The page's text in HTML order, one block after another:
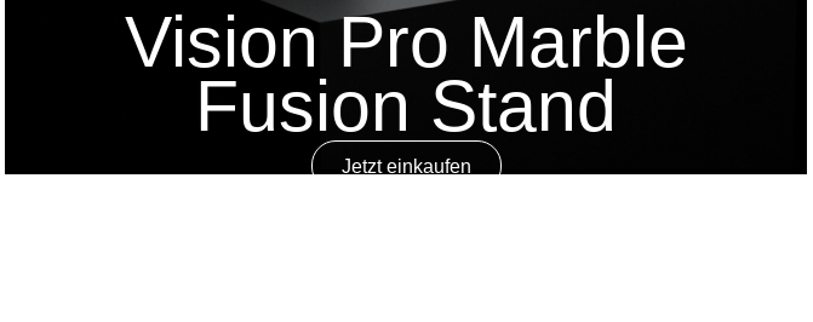
Vision Pro Marble
Fusion Stand
Jetzt einkaufen